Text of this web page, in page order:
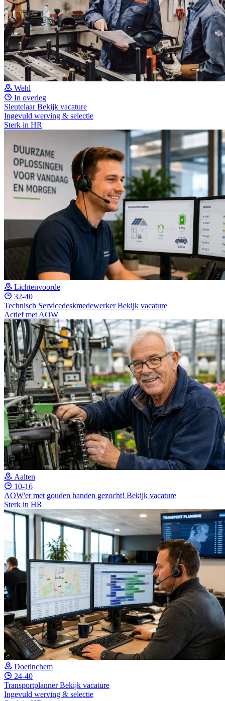
Wehl
In overleg
Sleutelaar Bekijk vacature
Ingevuld werving & selectie
Sterk in HR
Lichtenvoorde
32-40
Technisch Servicedeskmedewerker Bekijk vacature
Actief met AOW
Aalten
10-16
AOW'er met gouden handen gezocht! Bekijk vacature
Sterk in HR
Doetinchem
24-40
Transportplanner Bekijk vacature
Ingevuld werving & selectie